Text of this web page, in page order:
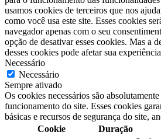
usamos cookies de terceiros que nos
como você usa este site. Esses cookies
navegador apenas com o seu
opção de desativar esses cookies. Mas a
desses cookies pode afetar sua
Necessário
Necessário
Sempre ativado
Os cookies necessários são
funcionamento do site. Esses cookies
básicas e recursos de segurança do site,
Cookie
Duração